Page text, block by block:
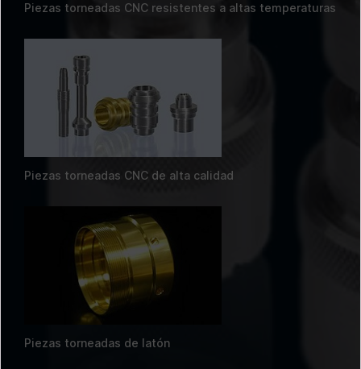
Piezas torneadas CNC resistentes a altas temperaturas
Piezas torneadas CNC de alta calidad
Piezas torneadas de latón